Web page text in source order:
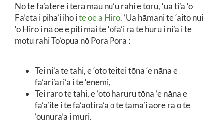
Nō te fa’atere i terā mau nu’u rahi e toru, ‘ua ti’a ‘o
Fa’eta i piha’i iho ite oe a Hiro. ‘Ua hāmani te ‘aito nui
‘o Hiro i nā oe e piti mai te ‘ōfa’i ra te huru i ni’a i te
motu rahi To’opua nō Pora Pora :
Tei ni’a te tahi, e ‘oto teitei tōna ‘e nāna e
fa’ari’ari’a i te ‘enemi,
Tei raro te tahi, e ‘oto haruru tōna ‘e nāna e
fa’a’ite i te fa’aotira’a o te tama’i aore ra o te
‘ounura’a i muri.